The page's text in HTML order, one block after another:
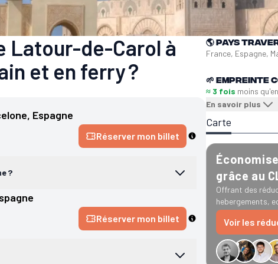
Latour-de-Carol à
et en ferry ?
, Espagne
Réserver mon billet
?
Réserver mon billet
🌎 Pays
France, Espagne,
🌱 Empreinte
≈ 3 fois moins qu'en
En savoir plus
Carte
grâce au
Offrant des
hebergements,
Voir les
−34 € GreenGo